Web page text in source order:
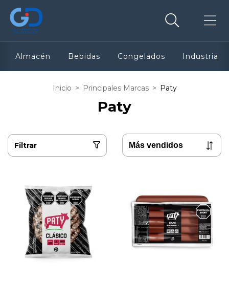
Almacén Bebidas Congelados Industria
Inicio > Principales Marcas > Paty
Paty
Filtrar